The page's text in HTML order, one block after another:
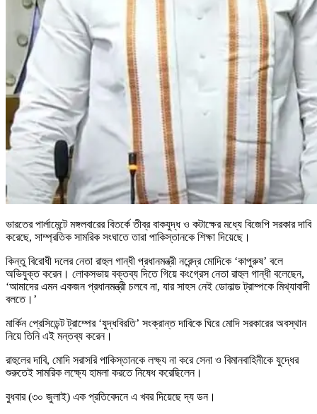
ভারতের পার্লামেন্টে মঙ্গলবারের বিতর্কে তীব্র বাকযুদ্ধ ও কটাক্ষের মধ্যে বিজেপি সরকার দাবি
করেছে, সাম্প্রতিক সামরিক সংঘাতে তারা পাকিস্তানকে শিক্ষা দিয়েছে।
কিন্তু বিরোধী দলের নেতা রাহুল গান্ধী প্রধানমন্ত্রী নরেন্দ্র মোদিকে ‌‌‘কাপুরুষ’ বলে
অভিযুক্ত করেন। লোকসভায় বক্তব্য দিতে গিয়ে কংগ্রেস নেতা রাহুল গান্ধী বলেছেন,
‘আমাদের এমন একজন প্রধানমন্ত্রী চলবে না, যার সাহস নেই ডোনাল্ড ট্রাম্পকে মিথ্যাবাদী
বলতে।’
মার্কিন প্রেসিডেন্ট ট্রাম্পের ‘যুদ্ধবিরতি’ সংক্রান্ত দাবিকে ঘিরে মোদি সরকারের অবস্থান
নিয়ে তিনি এই মন্তব্য করেন।
রাহুলের দাবি, মোদি সরাসরি পাকিস্তানকে লক্ষ্য না করে সেনা ও বিমানবাহিনীকে যুদ্ধের
শুরুতেই সামরিক লক্ষ্যে হামলা করতে নিষেধ করেছিলেন।
বুধবার (৩০ জুলাই) এক প্রতিবেদনে এ খবর দিয়েছে দ্য ডন।